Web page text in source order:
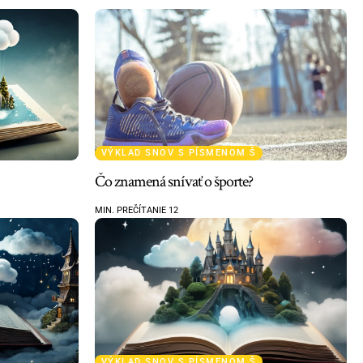
VÝKLAD SNOV S PÍSMENOM Š
Čo znamená snívať o športe?
MIN. PREČÍTANIE 12